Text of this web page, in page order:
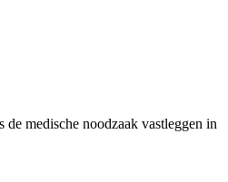
medische noodzaak vastleggen in